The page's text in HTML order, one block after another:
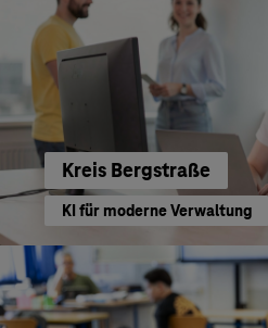
Kreis Bergstraße
KI für moderne Verwaltung